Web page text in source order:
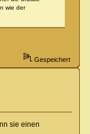
wie der
Gespeichert
sie einen